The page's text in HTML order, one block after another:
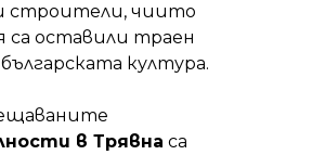
строители, чиито
са оставили траен
култура.
в Трявна са